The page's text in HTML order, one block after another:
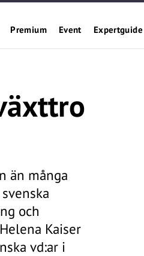
Premium Event Expertguide
än många
och
Kaiser
vd:ar i